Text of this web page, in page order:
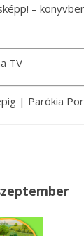
–
TV
| Parókia